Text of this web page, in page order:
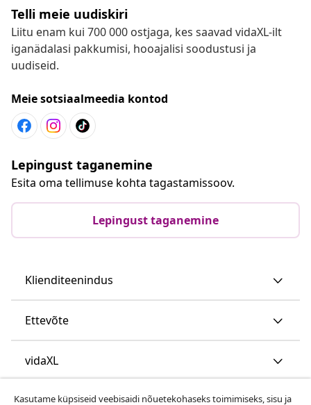
Telli meie uudiskiri
Liitu enam kui 700 000 ostjaga, kes saavad vidaXL-ilt
iganädalasi pakkumisi, hooajalisi soodustusi ja
uudiseid.
Meie sotsiaalmeedia kontod
Lepingust taganemine
Esita oma tellimuse kohta tagastamissoov.
Lepingust taganemine
Klienditeenindus
Ettevõte
vidaXL
Vaata rohkem
Kasutame küpsiseid veebisaidi nõuetekohaseks toimimiseks, sisu ja